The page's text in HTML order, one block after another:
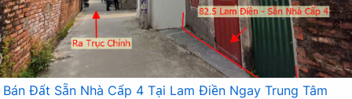
Bán Đất Sẵn Nhà Cấp 4 Tại Lam Điền Ngay Trung Tâm